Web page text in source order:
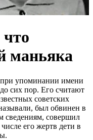
маньяка
при упоминании имени
сих пор. Его считают
советских
был обвинен в
сведениям, совершил
его жертв дети в